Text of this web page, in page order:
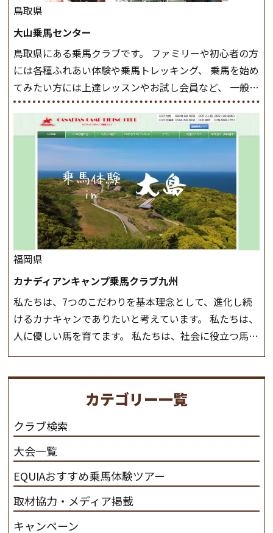
したら、 次は部班にて駈歩を含めた誘導練習を行いま
しょう。 ステップクラス ホップクラスまでに練習した
まとめをします。 三種歩法をマスターし、ワンランク上
の扶助操作や誘導方法を身につけましょう。 注意事項
◆馬場使用状況により、使用する馬場はこちらで決定い
たしますのでご了承ください ◆基本は雨天決行です
が、落雷・強風等のより、安全上急遽中止させていただ
く場合がございます。 ◆三木ホースランドパークの協議
会や講習会等により、一部レッスンが中止になる場合が
ございます。 その際、ご予約いただいている皆様には事
前にご連絡いたします。MIKIホーストレックのツアー
はこちら
鳥取県
大山乗馬センター
鳥取県にある乗馬クラブです。 ファミリーや初心者の方
には各種ふれあい体験や乗馬トレッキング、 乗馬を始め
てみたい方には上達レッスンやお試し会員など、 一般の
方に幅広くお楽しみいただける施設を目指しています。
また、お手軽（低価格）に会員になったり自分の馬を持
つことのできる乗馬クラブでもあり、 健康や趣味、スポ
ーツ競技として、老若男女様々な方が、日々乗馬をお楽
しみいただいています。 なお、ゴールデンウィークと夏
休み期間中は無休で営業していますので、ぜひご家族で
お越しください！大山乗馬センターの紹介記事はこち
福岡県
カナディアンキャンプ乗馬クラブ九州
私たちは、7つのこだわりを基本理念として、進化し続
けるカナキャンでありたいと考えています。 私たちは、
人に優しい馬を育てます。 私たちは、社会に役立つ馬を
生産します。 私たちは、馬や人々に癒しとなる環境を守
さと魅力を追求します。 私たちは、馬の品種と血統にこ
だわります。 私たちは、乗用馬の質の向上を目指し、生
産･育成･調教を一貫して行います。カナディアンキャ
ンプ乗馬クラブ九州のツアー情報はこちら
カテゴリー一覧
クラブ検索
大会一覧
EQUIAおすすめ乗馬体験ツアー
取材協力・メディア掲載
キャンペーン